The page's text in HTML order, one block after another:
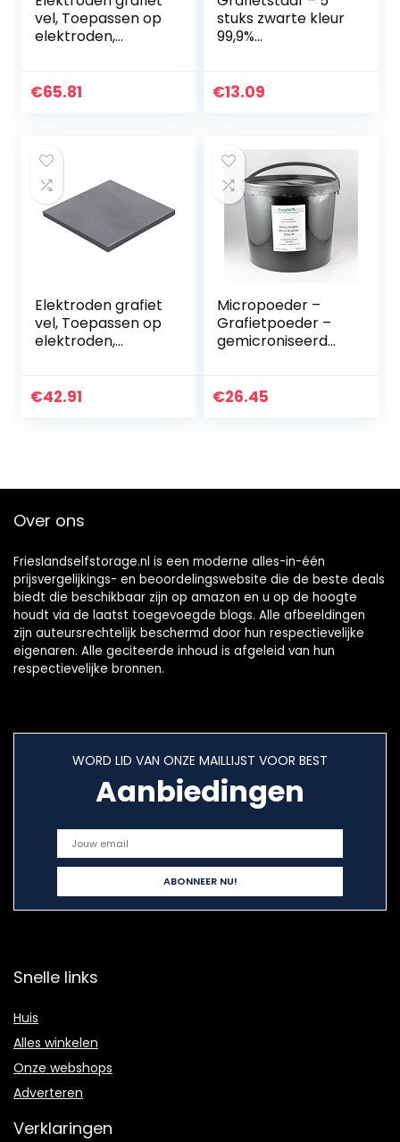
vel, Toepassen op
elektroden,
mm (1st).
€65.81
stuks zwarte kleur
99,9%
Lengte 100 mm
€13.09
Elektroden grafiet
vel, Toepassen op
elektroden,
mm (1st).
€42.91
Micropoeder –
Grafietpoeder –
gemicroniseerd
zuiverheid en
€26.45
Over ons
Frieslandselfstorage.nl is een moderne alles-in-één
prijsvergelijkings- en beoordelingswebsite die de beste deals
biedt die beschikbaar zijn op amazon en u op de hoogte
houdt via de laatst toegevoegde blogs. Alle afbeeldingen
zijn auteursrechtelijk beschermd door hun respectievelijke
eigenaren. Alle geciteerde inhoud is afgeleid van hun
respectievelijke bronnen.
WORD LID VAN ONZE MAILLIJST VOOR BEST
Aanbiedingen
Snelle links
Huis
Alles winkelen
Onze webshops
Adverteren
Verklaringen